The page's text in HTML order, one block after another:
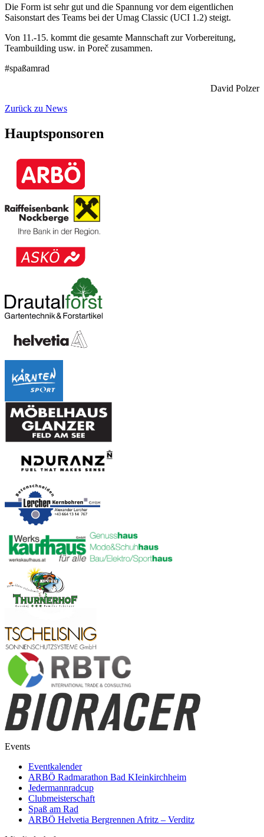
Die Form ist sehr gut und die Spannung vor dem eigentlichen
Saisonstart des Teams bei der Umag Classic (UCI 1.2) steigt.
Von 11.-15. kommt die gesamte Mannschaft zur Vorbereitung,
Teambuilding usw. in Poreč zusammen.
#spaßamrad
David Polzer
Zurück zu News
Hauptsponsoren
Events
Eventkalender
ARBÖ Radmarathon Bad KIeinkirchheim
Jedermannradcup
Clubmeisterschaft
Spaß am Rad
ARBÖ Helvetia Bergrennen Afritz – Verditz